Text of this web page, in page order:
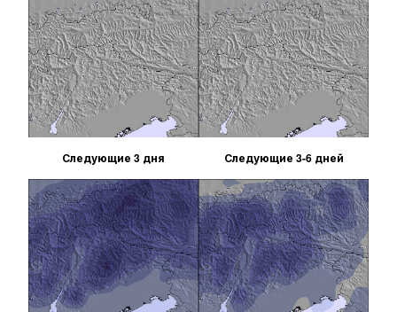
Следующие 3 дня Следующие 3-6 дней